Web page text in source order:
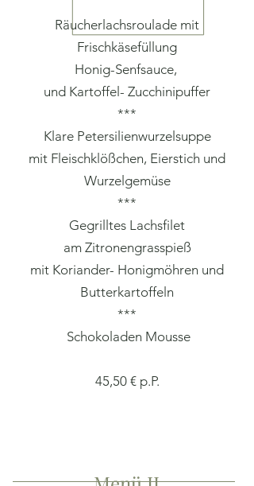
Räucherlachsroulade mit
Frischkäsefüllung
Honig-Senfsauce,
und Kartoffel- Zucchinipuffer
***
Klare Petersilienwurzelsuppe
mit Fleischklößchen, Eierstich und
Wurzelgemüse
***
Gegrilltes Lachsfilet
am Zitronengrasspieß
mit Koriander- Honigmöhren und
Butterkartoffeln
***
Schokoladen Mousse
45,50 € p.P.